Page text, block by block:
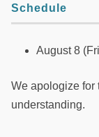
Schedule
August 8
We apologize for
understanding.